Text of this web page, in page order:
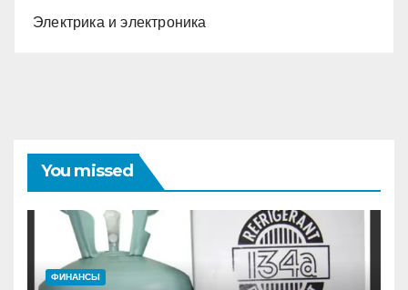
Электрика и электроника
You missed
ФИНАНСЫ